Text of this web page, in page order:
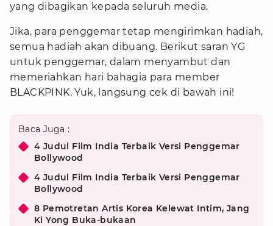
yang dibagikan kepada seluruh media.
Jika, para penggemar tetap mengirimkan hadiah,
semua hadiah akan dibuang. Berikut saran YG
untuk penggemar, dalam menyambut dan
memeriahkan hari bahagia para member
BLACKPINK. Yuk, langsung cek di bawah ini!
Baca Juga :
4 Judul Film India Terbaik Versi Penggemar
Bollywood
4 Judul Film India Terbaik Versi Penggemar
Bollywood
8 Pemotretan Artis Korea Kelewat Intim, Jang
Ki Yong Buka-bukaan